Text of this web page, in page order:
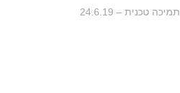
תמיכה טכנית – 24.6.19